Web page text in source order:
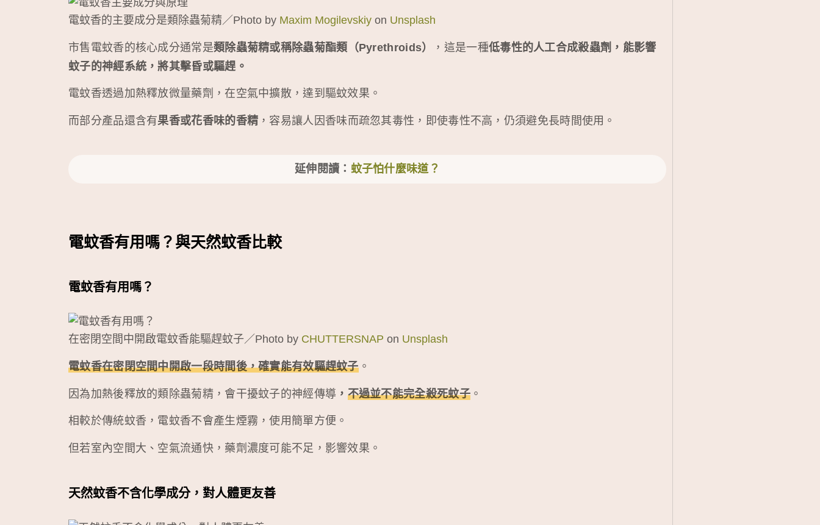
電蚊香的主要成分是類除蟲菊精／Photo by Maxim Mogilevskiy on Unsplash
市售電蚊香的核心成分通常是類除蟲菊精或稱除蟲菊酯類（Pyrethroids） ，這是一種低毒性的人工合成殺蟲劑，能影響
蚊子的神經系統，將其擊昏或驅趕。
電蚊香透過加熱釋放微量藥劑，在空氣中擴散，達到驅蚊效果。
而部分產品還含有果香或花香味的香精 ，容易讓人因香味而疏忽其毒性，即使毒性不高，仍須避免長時間使用。
延伸閱讀： 蚊子怕什麼味道？
電蚊香有用嗎？與天然蚊香比較
電蚊香有用嗎？
在密閉空間中開啟電蚊香能驅趕蚊子／Photo by CHUTTERSNAP on Unsplash
電蚊香在密閉空間中開啟一段時間後，確實能有效驅趕蚊子。
因為加熱後釋放的類除蟲菊精，會干擾蚊子的神經傳導 ， 不過並不能完全殺死蚊子。
相較於傳統蚊香，電蚊香不會產生煙霧，使用簡單方便。
但若室內空間大、空氣流通快，藥劑濃度可能不足，影響效果。
天然蚊香不含化學成分，對人體更友善